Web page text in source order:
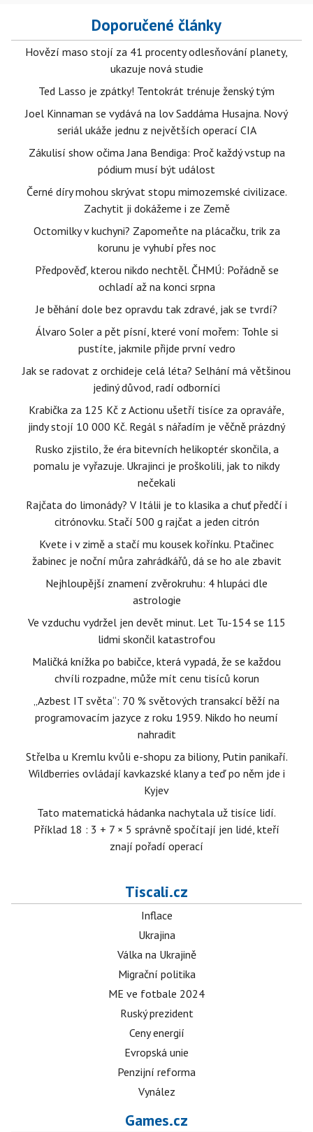
Doporučené články
Hovězí maso stojí za 41 procenty odlesňování planety,
ukazuje nová studie
Ted Lasso je zpátky! Tentokrát trénuje ženský tým
Joel Kinnaman se vydává na lov Saddáma Husajna. Nový
seriál ukáže jednu z největších operací CIA
Zákulisí show očima Jana Bendiga: Proč každý vstup na
pódium musí být událost
Černé díry mohou skrývat stopu mimozemské civilizace.
Zachytit ji dokážeme i ze Země
Octomilky v kuchyni? Zapomeňte na plácačku, trik za
korunu je vyhubí přes noc
Předpověď, kterou nikdo nechtěl. ČHMÚ: Pořádně se
ochladí až na konci srpna
Je běhání dole bez opravdu tak zdravé, jak se tvrdí?
Álvaro Soler a pět písní, které voní mořem: Tohle si
pustíte, jakmile přijde první vedro
Jak se radovat z orchideje celá léta? Selhání má většinou
jediný důvod, radí odborníci
Krabička za 125 Kč z Actionu ušetří tisíce za opraváře,
jindy stojí 10 000 Kč. Regál s nářadím je věčně prázdný
Rusko zjistilo, že éra bitevních helikoptér skončila, a
pomalu je vyřazuje. Ukrajinci je proškolili, jak to nikdy
nečekali
Rajčata do limonády? V Itálii je to klasika a chuť předčí i
citrónovku. Stačí 500 g rajčat a jeden citrón
Kvete i v zimě a stačí mu kousek kořínku. Ptačinec
žabinec je noční můra zahrádkářů, dá se ho ale zbavit
Nejhloupější znamení zvěrokruhu: 4 hlupáci dle
astrologie
Ve vzduchu vydržel jen devět minut. Let Tu-154 se 115
lidmi skončil katastrofou
Maličká knížka po babičce, která vypadá, že se každou
chvíli rozpadne, může mít cenu tisíců korun
„Azbest IT světa“: 70 % světových transakcí běží na
programovacím jazyce z roku 1959. Nikdo ho neumí
nahradit
Střelba u Kremlu kvůli e-shopu za biliony, Putin panikaří.
Wildberries ovládají kavkazské klany a teď po něm jde i
Kyjev
Tato matematická hádanka nachytala už tisíce lidí.
Příklad 18 : 3 + 7 × 5 správně spočítají jen lidé, kteří
znají pořadí operací
Tiscali.cz
Inflace
Ukrajina
Válka na Ukrajině
Migrační politika
ME ve fotbale 2024
Ruský prezident
Ceny energií
Evropská unie
Penzijní reforma
Vynález
Games.cz